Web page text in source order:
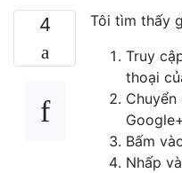
4
Tôi tìm thấy
Truy
thoại
Bấm
Nhấp